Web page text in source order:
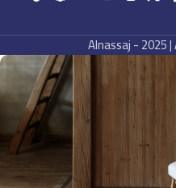
Alnassaj - 2025